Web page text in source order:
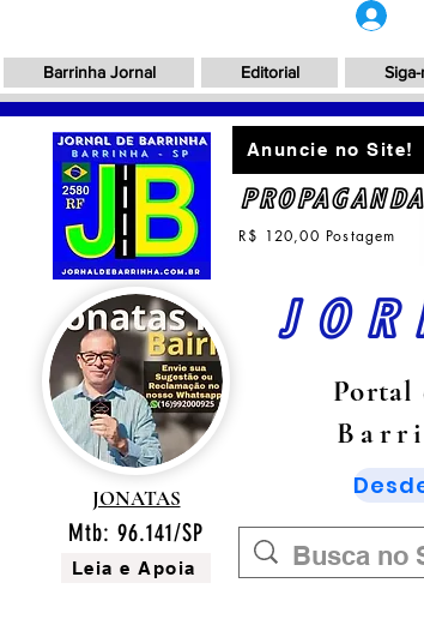
Barrinha Jornal Editorial
JONATAS
Anuncie no Site!
PROPAGANDA
R$ 120,00 Postagem
Portal
Mtb: 96.141/SP
Leia e Apoia